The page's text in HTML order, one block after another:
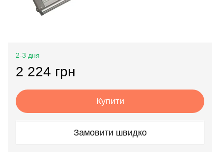
2-3 дня
2 224 грн
Купити
Замовити швидко